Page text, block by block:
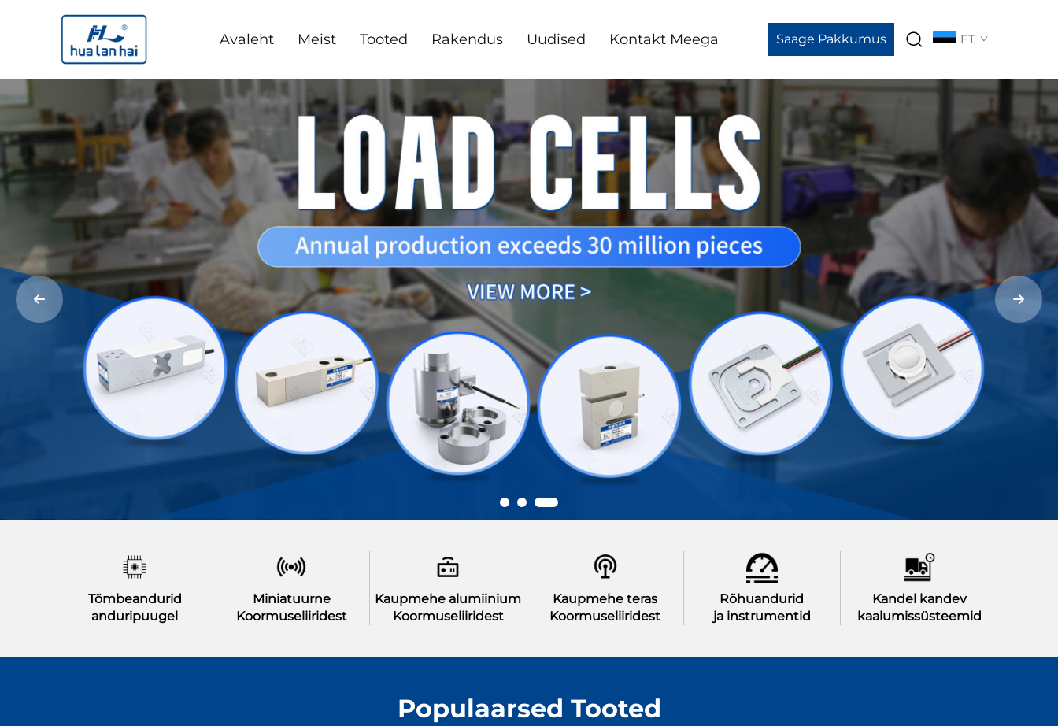
Avaleht Meist Tooted Rakendus Uudised Kontakt Meega Saage Pakkumus ET
Tõmbeandurid
anduripuugel
Miniatuurne
Koormuseliiridest
Kaupmehe alumiinium
Koormuseliiridest
Kaupmehe teras
Koormuseliiridest
Rõhuandurid
ja instrumentid
Kandel kandev
kaalumissüsteemid
Populaarsed Tooted